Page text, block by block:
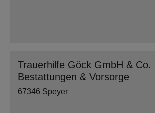
Trauerhilfe Göck GmbH & Co.
Bestattungen & Vorsorge
67346 Speyer